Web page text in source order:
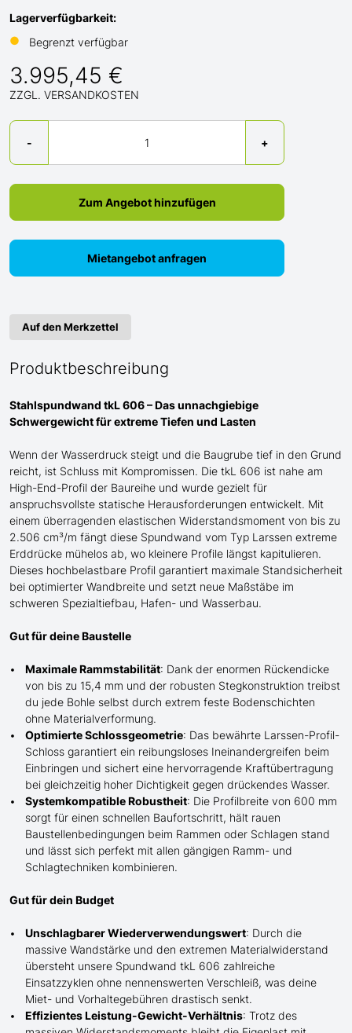
Lagerverfügbarkeit:
●
Begrenzt verfügbar
3.995,45 €
ZZGL. VERSANDKOSTEN
-
Menge
+
Zum Angebot hinzufügen
Mietangebot anfragen
Auf den Merkzettel
Produktbeschreibung
Stahlspundwand tkL 606 – Das unnachgiebige
Schwergewicht fürextremeTiefen und Lasten
Wenn der Wasserdruck steigt und die Baugrube tief in den Grund
reicht, ist Schluss mit Kompromissen. Die tkL 606 ist nahe am
High-End-Profil der Baureihe und wurde gezielt für
anspruchsvollste statische Herausforderungen entwickelt. Mit
einem überragenden elastischen Widerstandsmoment von bis zu
2.506 cm³/m fängt diese Spundwand vom Typ Larssen extreme
Erddrücke mühelos ab, wo kleinere Profile längst kapitulieren.
Dieses hochbelastbare Profil garantiert maximale Standsicherheit
bei optimierter Wandbreite und setzt neue Maßstäbe im
schweren Spezialtiefbau, Hafen- und Wasserbau.
Gut für deine Baustelle
Maximale Rammstabilität: Dank der enormen Rückendicke
von bis zu 15,4 mm und der robusten Stegkonstruktion treibst
du jede Bohle selbst durch extrem feste Bodenschichten
ohne Materialverformung.
Optimierte Schlossgeometrie: Das bewährte Larssen-Profil-
Schloss garantiert ein reibungsloses Ineinandergreifen beim
Einbringen und sichert eine hervorragende Kraftübertragung
bei gleichzeitig hoher Dichtigkeit gegen drückendes Wasser.
Systemkompatible Robustheit: Die Profilbreite von 600 mm
sorgt für einen schnellen Baufortschritt, hält rauen
Baustellenbedingungen beim Rammen oder Schlagen stand
und lässt sich perfekt mit allen gängigen Ramm- und
Schlagtechniken kombinieren.
Gut für dein Budget
Unschlagbarer Wiederverwendungswert: Durch die
massive Wandstärke und den extremen Materialwiderstand
übersteht unsere Spundwand tkL 606 zahlreiche
Einsatzzyklen ohne nennenswerten Verschleiß, was deine
Miet- und Vorhaltegebühren drastisch senkt.
Effizientes Leistung-Gewicht-Verhältnis: Trotz des